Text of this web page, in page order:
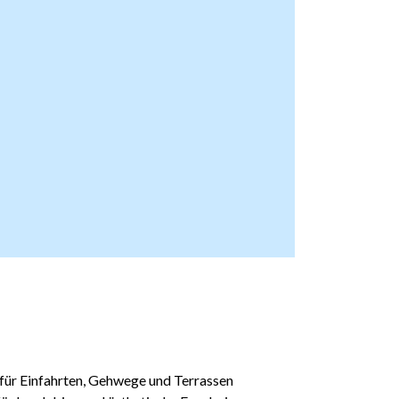
Einfahrten, Gehwege und Terrassen